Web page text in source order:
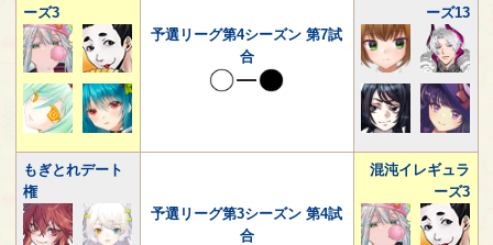
ーズ3
予選リーグ第4シーズン 第7試
合
ーズ13
もぎとれデート
権
予選リーグ第3シーズン 第4試
合
混沌イレギュラ
ーズ3